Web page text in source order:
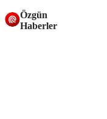
Özgün
Haberler